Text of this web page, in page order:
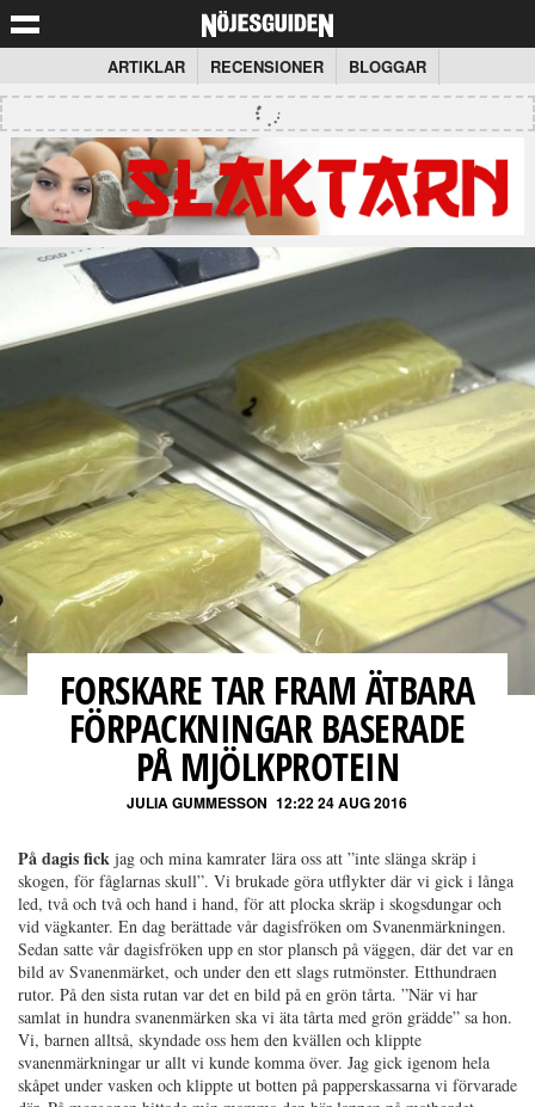
ARTIKLAR RECENSIONER BLOGGAR
FORSKARE TAR FRAM ÄTBARA
FÖRPACKNINGAR BASERADE
PÅ MJÖLKPROTEIN
JULIA GUMMESSON 12:22 24 AUG 2016
På dagis fick jag och mina kamrater lära oss att ”inte slänga skräp i
skogen, för fåglarnas skull”. Vi brukade göra utflykter där vi gick i långa
led, två och två och hand i hand, för att plocka skräp i skogsdungar och
vid vägkanter. En dag berättade vår dagisfröken om Svanenmärkningen.
Sedan satte vår dagisfröken upp en stor plansch på väggen, där det var en
bild av Svanenmärket, och under den ett slags rutmönster. Etthundraen
rutor. På den sista rutan var det en bild på en grön tårta. ”När vi har
samlat in hundra svanenmärken ska vi äta tårta med grön grädde” sa hon.
Vi, barnen alltså, skyndade oss hem den kvällen och klippte
svanenmärkningar ur allt vi kunde komma över. Jag gick igenom hela
skåpet under vasken och klippte ut botten på papperskassarna vi förvarade